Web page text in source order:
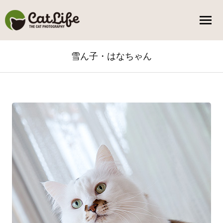
雪ん子・はなちゃん